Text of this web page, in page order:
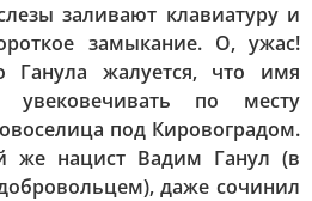
заливают клавиатуру и
замыкание. О, ужас!
Ганула жалуется, что имя
по месту
под Кировоградом.
же нацист Вадим Ганул (в
даже сочинил